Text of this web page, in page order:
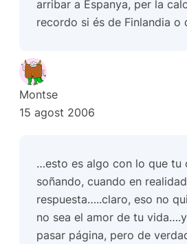
arribar a Espanya, per la
recordo si és de Finlandia o
Montse
15 agost 2006
…esto es algo con lo que tu
soñando, cuando en
respuesta…..claro, eso no
no sea el amor de tu
pasar página, pero de